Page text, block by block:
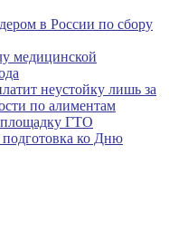
в России по сбору
медицинской
неустойку лишь за
по алиментам
ГТО
подготовка ко Дню